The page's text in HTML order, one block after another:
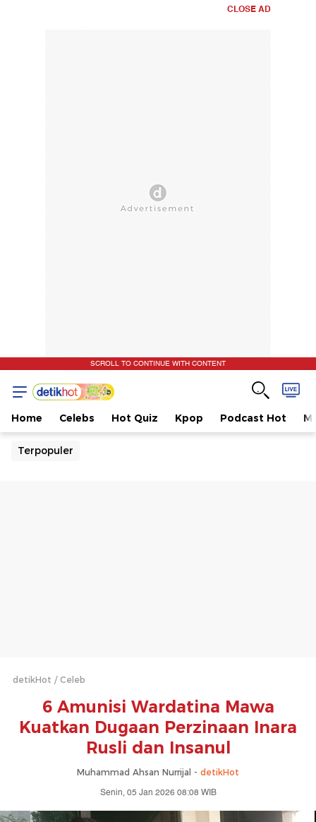
CLOSE AD
SCROLL TO CONTINUE WITH CONTENT
Home Celebs Hot Quiz Kpop Podcast Hot
Terpopuler
detikHot Celeb
6 Amunisi Wardatina Mawa
Kuatkan Dugaan Perzinaan Inara
Rusli dan Insanul
Muhammad Ahsan Nurrijal - detikHot
Senin, 05 Jan 2026 08:08 WIB